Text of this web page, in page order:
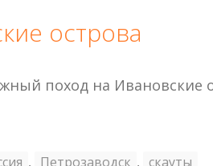
острова
поход на Ивановские
, Петрозаводск , скауты